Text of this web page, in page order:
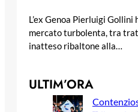
L’ex Genoa Pierluigi Gollini
mercato turbolenta, tra
inatteso ribaltone alla…
ULTIM’ORA